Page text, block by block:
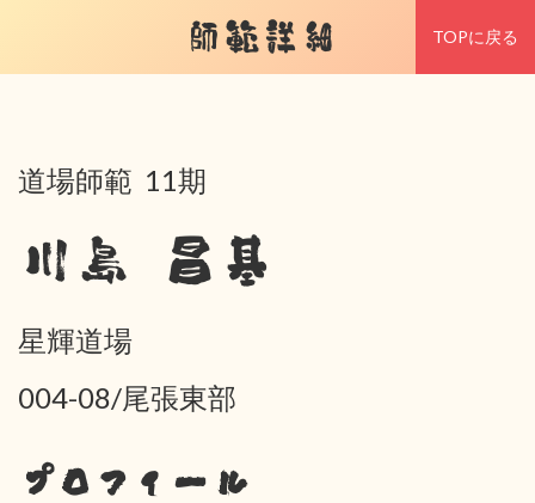
師範詳細 TOPに戻る
道場師範 11期
川島 昌基
星輝道場
004-08/尾張東部
プロフィール